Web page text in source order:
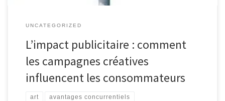
UNCATEGORIZED
L’impact publicitaire : comment
les campagnes créatives
influencent les consommateurs
art avantages concurrentiels